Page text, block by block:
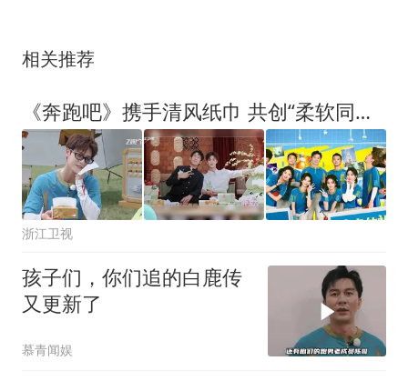
相关推荐
《奔跑吧》携手清风纸巾 共创“柔软同行”国民陪伴影响力
浙江卫视
孩子们，你们追的白鹿传
又更新了
慕青闻娱